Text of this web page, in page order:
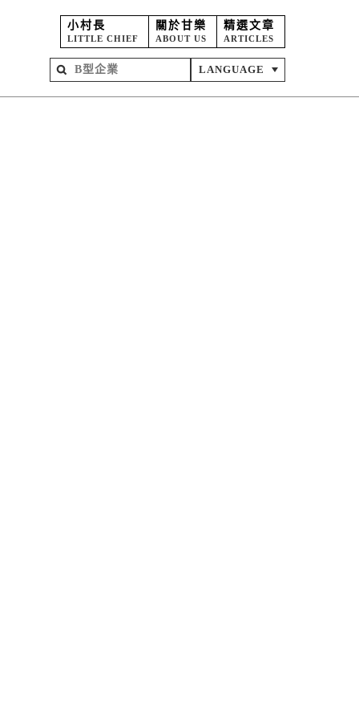
小村長
LITTLE CHIEF
關於甘樂
ABOUT US
精選文章
ARTICLES
LANGUAGE